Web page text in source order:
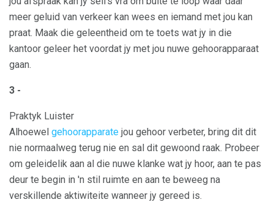
meer geluid van verkeer kan wees en iemand met jou kan
praat. Maak die geleentheid om te toets wat jy in die
kantoor geleer het voordat jy met jou nuwe gehoorapparaat
gaan.
3 -
Praktyk Luister
Alhoewel gehoorapparate jou gehoor verbeter, bring dit dit
nie normaalweg terug nie en sal dit gewoond raak. Probeer
om geleidelik aan al die nuwe klanke wat jy hoor, aan te pas
deur te begin in 'n stil ruimte en aan te beweeg na
verskillende aktiwiteite wanneer jy gereed is.